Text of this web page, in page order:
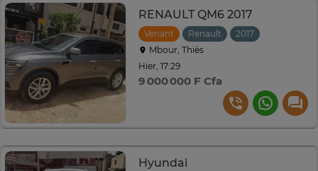
RENAULT QM6 2017
Venant Renault 2017
Mbour, Thiès
Hier, 17:29
9 000 000 F Cfa
Hyundai